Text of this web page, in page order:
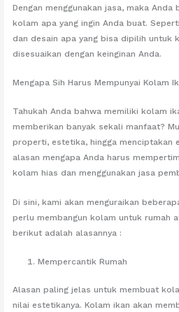
Dengan menggunakan jasa, maka Anda
kolam apa yang ingin Anda buat.
dan desain apa yang bisa dipilih untuk
disesuaikan dengan keinginan Anda.
Mengapa Sih Harus Mempunyai Kolam
Tahukah Anda bahwa memiliki kolam
memberikan banyak sekali manfaat?
properti, estetika, hingga menciptakan
alasan mengapa Anda harus
kolam hias dan menggunakan jasa
Di sini, kami akan menguraikan
perlu membangun kolam untuk rumah
berikut adalah alasannya :
Mempercantik Rumah
Alasan paling jelas untuk membuat
nilai estetikanya. Kolam ikan akan